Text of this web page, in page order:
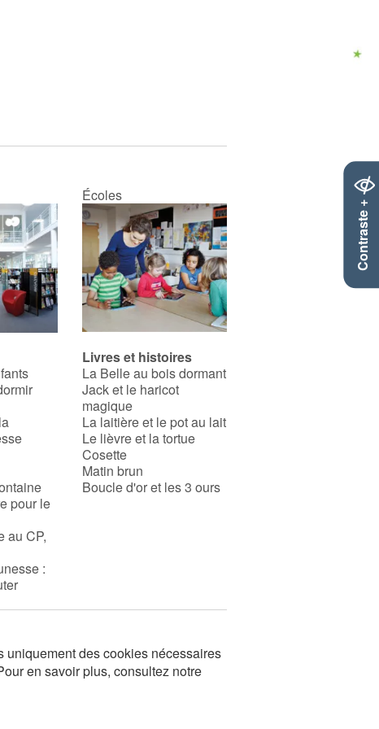
Contraste +
Écoles
pour le
au CP,
:
Livres et histoires
La Belle au bois dormant
Jack et le haricot
magique
La laitière et le pot au lait
Le lièvre et la tortue
Cosette
Matin brun
Boucle d'or et les 3 ours
des cookies nécessaires
en savoir plus, consultez notre